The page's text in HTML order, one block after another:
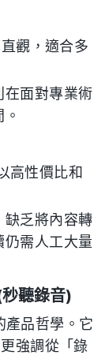
觀，適合多
在面對專業術
高性價比和
缺乏將內容轉
需人工大量
聽錄音)
產品哲學。它
強調從「錄